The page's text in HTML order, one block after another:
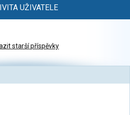
UŽIVATELE
starší příspěvky